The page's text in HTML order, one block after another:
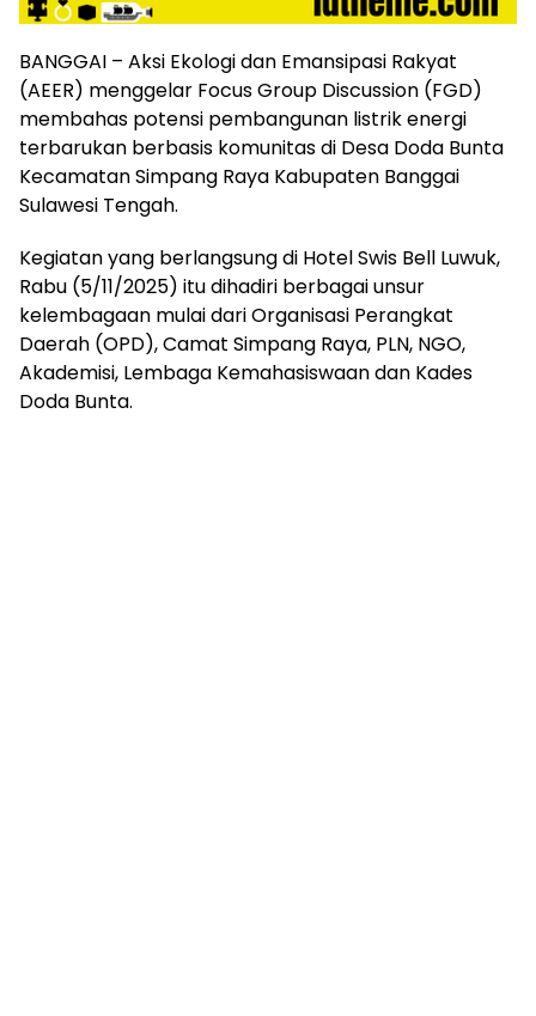
BANGGAI – Aksi Ekologi dan Emansipasi Rakyat
(AEER) menggelar Focus Group Discussion (FGD)
membahas potensi pembangunan listrik energi
terbarukan berbasis komunitas di Desa Doda Bunta
Kecamatan Simpang Raya Kabupaten Banggai
Sulawesi Tengah.
Kegiatan yang berlangsung di Hotel Swis Bell Luwuk,
Rabu (5/11/2025) itu dihadiri berbagai unsur
kelembagaan mulai dari Organisasi Perangkat
Daerah (OPD), Camat Simpang Raya, PLN, NGO,
Akademisi, Lembaga Kemahasiswaan dan Kades
Doda Bunta.